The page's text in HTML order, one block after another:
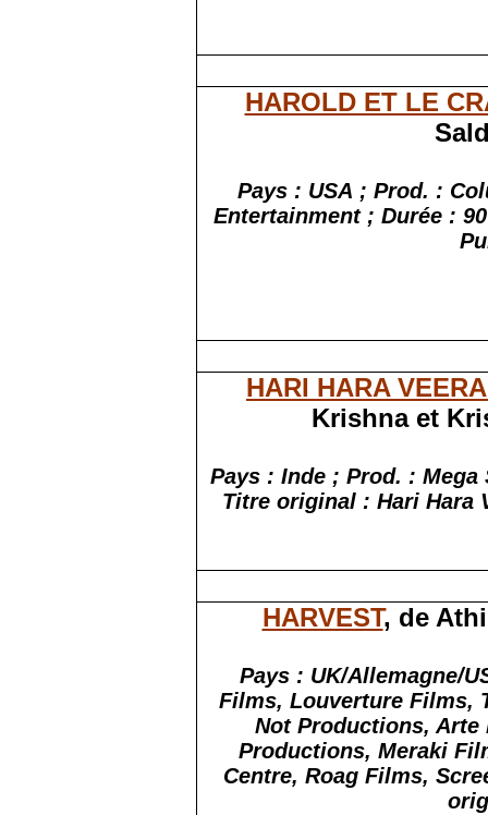
HAROLD ET LE
Pays : USA ; Prod. :
Entertainment ; Durée :
HARI HARA
Krishna et
Pays : Inde ; Prod. :
Titre original : Hari Hara
HARVEST, de
Pays : UK/Allemagne/
Films, Louverture Films,
Not Productions,
Productions, Meraki
Centre, RoagFilms,